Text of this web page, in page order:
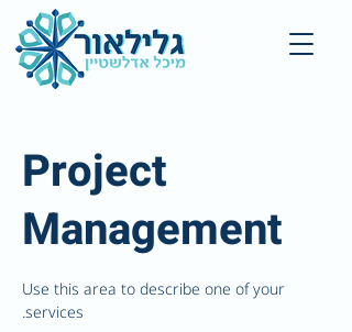
Project
Management
Use this area to describe one of your
services.